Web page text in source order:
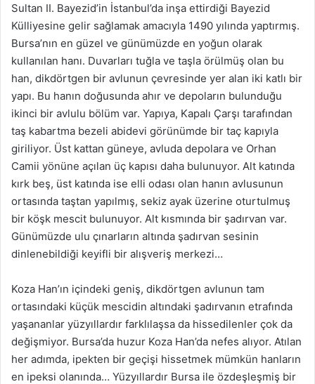
Sultan II. Bayezid’in İstanbul’da inşa ettirdiği Bayezid
Külliyesine gelir sağlamak amacıyla 1490 yılında yaptırmış.
Bursa’nın en güzel ve günümüzde en yoğun olarak
kullanılan hanı. Duvarları tuğla ve taşla örülmüş olan bu
han, dikdörtgen bir avlunun çevresinde yer alan iki katlı bir
yapı. Bu hanın doğusunda ahır ve depoların bulunduğu
ikinci bir avlulu bölüm var. Yapıya, Kapalı Çarşı tarafından
taş kabartma bezeli abidevi görünümde bir taç kapıyla
giriliyor. Üst kattan güneye, avluda depolara ve Orhan
Camii yönüne açılan üç kapısı daha bulunuyor. Alt katında
kırk beş, üst katında ise elli odası olan hanın avlusunun
ortasında taştan yapılmış, sekiz ayak üzerine oturtulmuş
bir köşk mescit bulunuyor. Alt kısmında bir şadırvan var.
Günümüzde ulu çınarların altında şadırvan sesinin
dinlenebildiği keyifli bir alışveriş merkezi…
Koza Han’ın içindeki geniş, dikdörtgen avlunun tam
ortasındaki küçük mescidin altındaki şadırvanın etrafında
yaşananlar yüzyıllardır farklılaşsa da hissedilenler çok da
değişmiyor. Bursa’da huzur Koza Han’da nefes alıyor. Atılan
her adımda, ipekten bir geçişi hissetmek mümkün hanların
en ipeksi olanında… Yüzyıllardır Bursa ile özdeşleşmiş bir